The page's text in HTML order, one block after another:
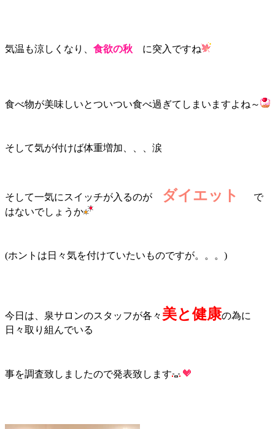
気温も涼しくなり、 食欲の秋 に突入ですね
食べ物が美味しいとついつい食べ過ぎてしまいますよね～
そして気が付けば体重増加、、、涙
そして一気にスイッチが入るのが ダイエット
で
はないでしょうか
(ホントは日々気を付けていたいものですが。。。)
今日は、泉サロンのスタッフが各々 美と健康の為に
日々取り組んでいる
事を調査致しましたので発表致します